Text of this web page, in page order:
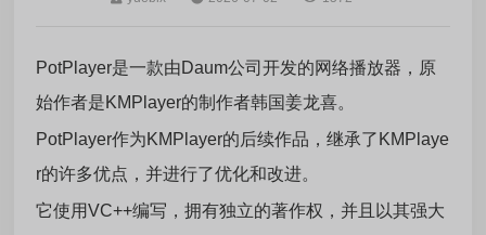
PotPlayer是一款由Daum公司开发的网络播放器，原
始作者是KMPlayer的制作者韩国姜龙喜。
PotPlayer作为KMPlayer的后续作品，继承了KMPlaye
r的许多优点，并进行了优化和改进。
它使用VC++编写，拥有独立的著作权，并且以其强大